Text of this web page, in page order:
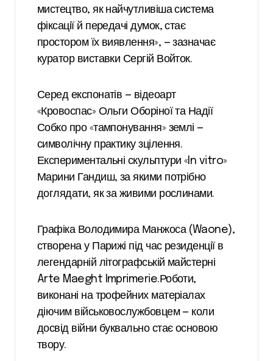
мистецтво, як найчутливіша система
фіксації й передачі думок, стає
простором їх виявлення», — зазначає
куратор виставки Сергій Войток.
Серед експонатів — відеоарт
«Кровоспас» Ольги Оборіної та Надії
Собко про «тампонування» землі —
символічну практику зцілення.
Експериментальні скульптури «In vitro»
Марини Гандиш, за якими потрібно
доглядати, як за живими рослинами.
Графіка Володимира Манжоса (Waone),
створена у Парижі під час резиденції в
легендарній літографській майстерні
Arte Maeght Imprimerie.Роботи,
виконані на трофейних матеріалах
діючим військовослужбовцем — коли
досвід війни буквально стає основою
твору.